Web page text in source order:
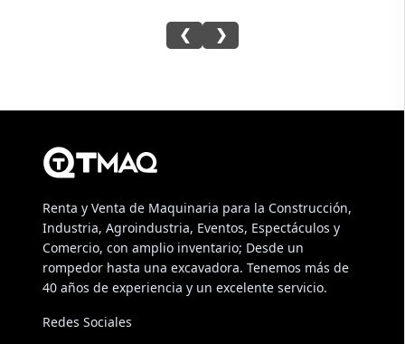
❮ ❯
Renta y Venta de Maquinaria para la Construcción,
Industria, Agroindustria, Eventos, Espectáculos y
Comercio, con amplio inventario; Desde un
rompedor hasta una excavadora. Tenemos más de
40 años de experiencia y un excelente servicio.
Redes Sociales